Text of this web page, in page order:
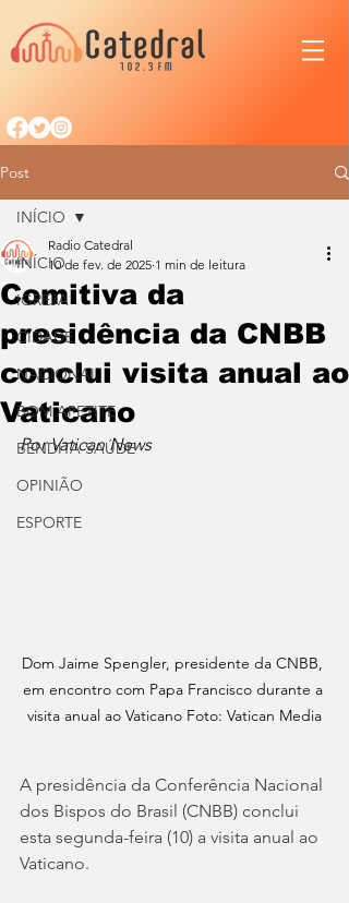
Post
INÍCIO
IGREJA
CIDADE
NACIONAL
BOM APETITE
BENDITA SAÚDE
OPINIÃO
ESPORTE
INÍCIO
Comitiva da
presidência da CNBB
conclui visita anual ao
Vaticano
Radio Catedral
10 de fev. de 2025 1 min de leitura
Por Vatican News
Dom Jaime Spengler, presidente da CNBB,
em encontro com Papa Francisco durante a
visita anual ao Vaticano Foto: Vatican Media
A presidência da Conferência Nacional
dos Bispos do Brasil (CNBB) conclui
esta segunda-feira (10) a visita anual ao
Vaticano.